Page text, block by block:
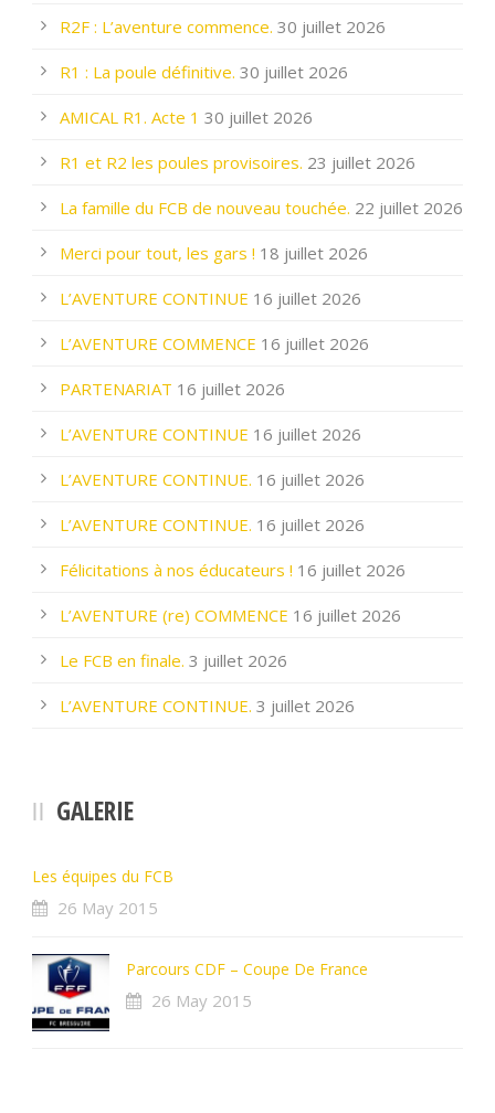
R2F : L’aventure commence. 30 juillet 2026
R1 : La poule définitive. 30 juillet 2026
AMICAL R1. Acte 1 30 juillet 2026
R1 et R2 les poules provisoires. 23 juillet 2026
La famille du FCB de nouveau touchée. 22 juillet 2026
Merci pour tout, les gars ! 18 juillet 2026
L’AVENTURE CONTINUE 16 juillet 2026
L’AVENTURE COMMENCE 16 juillet 2026
PARTENARIAT 16 juillet 2026
L’AVENTURE CONTINUE 16 juillet 2026
L’AVENTURE CONTINUE. 16 juillet 2026
L’AVENTURE CONTINUE. 16 juillet 2026
Félicitations à nos éducateurs ! 16 juillet 2026
L’AVENTURE (re) COMMENCE 16 juillet 2026
Le FCB en finale. 3 juillet 2026
L’AVENTURE CONTINUE. 3 juillet 2026
GALERIE
Les équipes du FCB
26 May 2015
Parcours CDF – Coupe De France
26 May 2015